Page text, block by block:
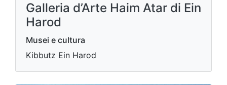
Galleria d’Arte Haim Atar di Ein
Harod
Musei e cultura
Kibbutz Ein Harod